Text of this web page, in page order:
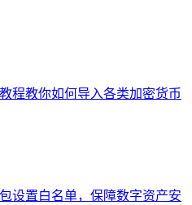
程教你如何导入各类加密货币
设置白名单，保障数字资产安